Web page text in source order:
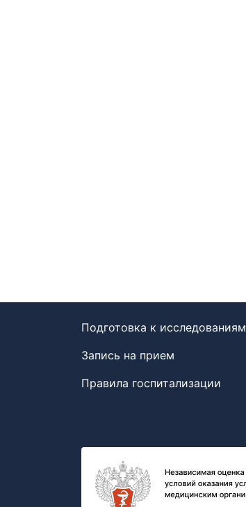
Подготовка к исследованиям
Запись на прием
Правила госпитализации